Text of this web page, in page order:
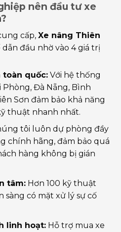
nên đầu tư xe
cấp, Xe nâng Thiên
đầu nhờ vào 4 giá trị
toàn quốc:Với hệ thống
Phòng, Đà Nẵng, Bình
Sơn đảm bảo khả năng
thuật nhanh nhất.
tôi luôn dự phòng đầy
chính hãng, đảm bảo quá
hàng không bị gián
tâm:Hơn 100 kỹ thuật
sàng có mặt xử lý sự cố
linh hoạt:Hỗ trợ mua xe